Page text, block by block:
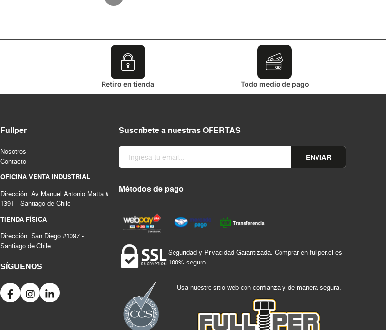
Retiro en tienda Todo medio de pago
Fullper
Nosotros
Contacto
OFICINA VENTA INDUSTRIAL
Dirección: Av Manuel Antonio Matta #
1391 - Santiago de Chile
TIENDA FÍSICA
Dirección: San Diego #1097 -
Santiago de Chile
SÍGUENOS
Suscríbete a nuestras OFERTAS
ENVIAR
Métodos de pago
Seguridad y Privacidad Garantizada. Comprar en fullper.cl es
100% seguro.
Usa nuestro sitio web con confianza y de manera segura.